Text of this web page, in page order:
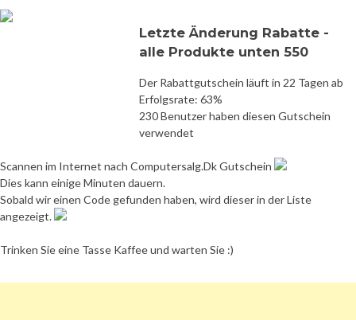
Letzte Änderung Rabatte -
alle Produkte unten 550
Der Rabattgutschein läuft in 22 Tagen ab
Erfolgsrate: 63%
230 Benutzer haben diesen Gutschein
verwendet
Scannen im Internet nach Computersalg.Dk Gutschein
Dies kann einige Minuten dauern.
Sobald wir einen Code gefunden haben, wird dieser in der Liste
angezeigt.
Trinken Sie eine Tasse Kaffee und warten Sie :)